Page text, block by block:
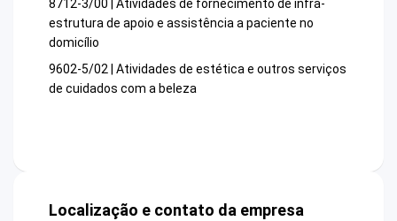
8712-3/00 | Atividades de fornecimento de infra-
estrutura de apoio e assistência a paciente no
domicílio
9602-5/02 | Atividades de estética e outros serviços
de cuidados com a beleza
Localização e contato da empresa